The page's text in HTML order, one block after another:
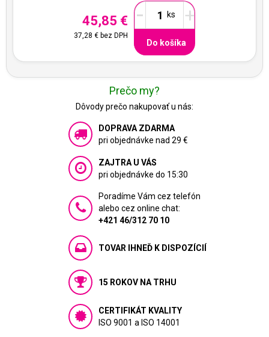
45,85 €
37,28 € bez DPH
- +
Do košíka
Prečo my?
Dôvody prečo nakupovať u nás:
DOPRAVA ZDARMA
pri objednávke nad 29 €
ZAJTRA U VÁS
pri objednávke do 15:30
Poradíme Vám cez telefón
alebo cez online chat:
+421 46/312 70 10
TOVAR IHNEĎ K DISPOZÍCIÍ
15 ROKOV NA TRHU
CERTIFIKÁT KVALITY
ISO 9001 a ISO 14001